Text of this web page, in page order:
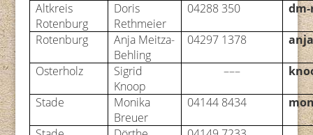
Altkreis
Rotenburg
Doris
Rethmeier
04288 350
Rotenburg
Anja Meitza-
Behling
04297 1378
Osterholz
Sigrid
Knoop
–––
Stade
Monika
Breuer
04144 8434